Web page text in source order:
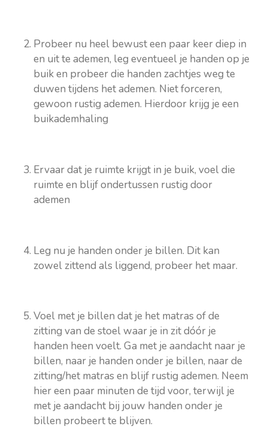
Probeer nu heel bewust een paar keer diep in
en uit te ademen, leg eventueel je handen op je
buik en probeer die handen zachtjes weg te
duwen tijdens het ademen. Niet forceren,
gewoon rustig ademen. Hierdoor krijg je een
buikademhaling
Ervaar dat je ruimte krijgt in je buik, voel die
ruimte en blijf ondertussen rustig door
ademen
Leg nu je handen onder je billen. Dit kan
zowel zittend als liggend, probeer het maar.
Voel met je billen dat je het matras of de
zitting van de stoel waar je in zit dóór je
handen heen voelt. Ga met je aandacht naar je
billen, naar je handen onder je billen, naar de
zitting/het matras en blijf rustig ademen. Neem
hier een paar minuten de tijd voor, terwijl je
met je aandacht bij jouw handen onder je
billen probeert te blijven.